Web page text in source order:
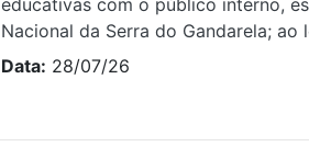
educativas com o público interno,
Nacional da Serra do Gandarela;
Data: 28/07/26